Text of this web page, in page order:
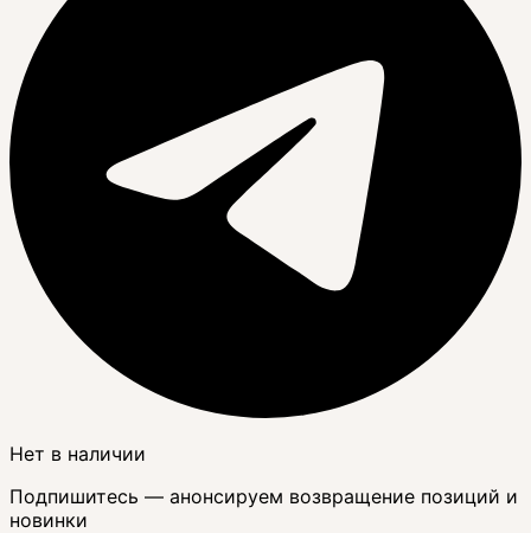
Нет в наличии
Подпишитесь — анонсируем возвращение позиций и
новинки